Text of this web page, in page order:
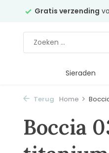
Gratis verzending
Sieraden
Terug Home
Boccia